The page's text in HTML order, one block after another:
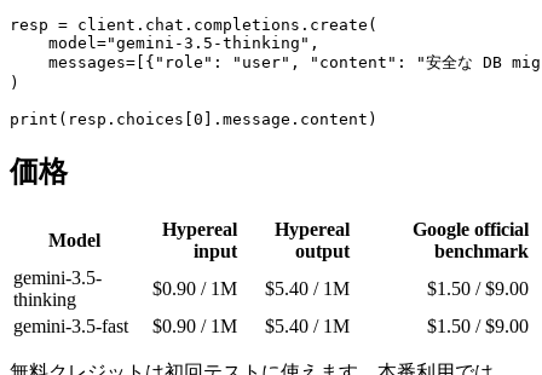
resp = client.chat.completions.create(
    model="gemini-3.5-thinking",
messages=[{"role": "user", "content": "安全な DB
)
価格
Model
Hypereal
input
Hypereal
output
Google official
benchmark
gemini-3.5-
thinking
$0.90 / 1M $5.40 / 1M
$1.50 / $9.00
gemini-3.5-fast
$0.90 / 1M $5.40 / 1M $1.50 / $9.00